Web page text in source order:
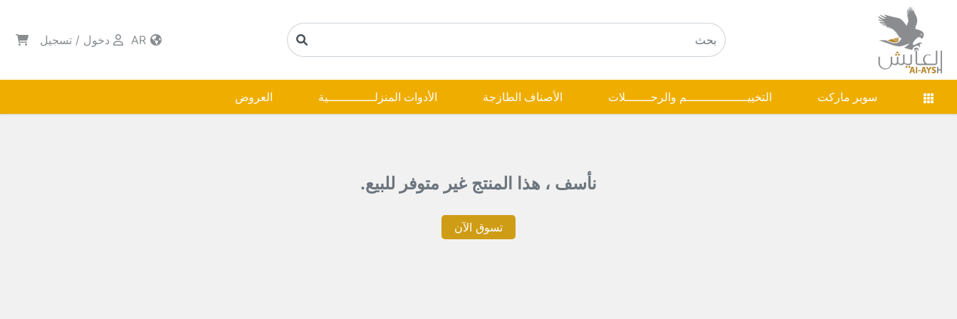
دخول / تسجيل
سوبر ماركت التخييـــــــــــــــــم والرحـــــــلات الأصناف الطازجة الأدوات المنزلـــــــــــــية العروض
نأسف ، هذا المنتج غير متوفر للبيع.
تسوق الآن